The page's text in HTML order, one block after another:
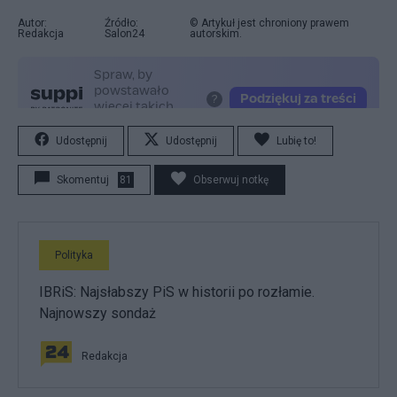
Autor:
Redakcja
Źródło:
Salon24
© Artykuł jest chroniony prawem
autorskim.
Udostępnij Udostępnij Lubię to!
Skomentuj 81 Obserwuj notkę
Polityka
IBRiS: Najsłabszy PiS w historii po rozłamie.
Najnowszy sondaż
Redakcja